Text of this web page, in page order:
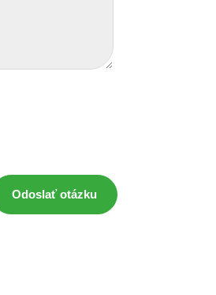
Odoslať otázku